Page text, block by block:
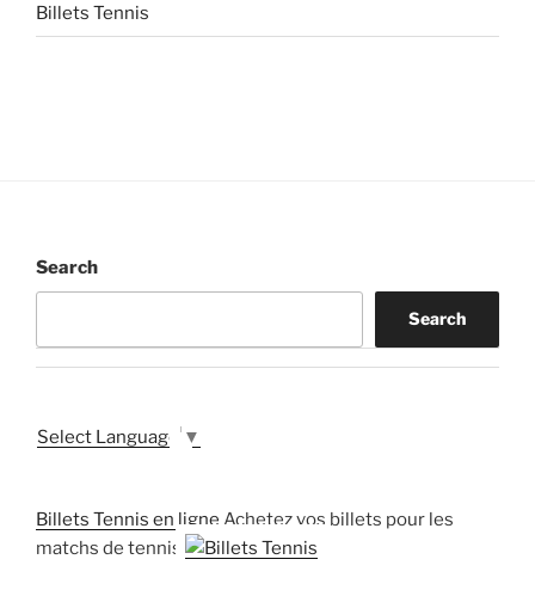
Billets Tennis
Search
Search
Select Language ▼
Billets Tennis en ligne Achetez vos billets pour les
matchs de tennis